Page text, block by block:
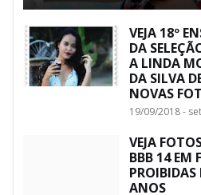
VEJA 18º
DA
A LINDA
DA SILVA
NOVAS
19/09/2018 -
VEJA
BBB 14 EM
ANOS